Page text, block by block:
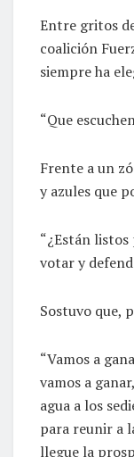
Entre gritos
coalición
siempre ha
“Que
Frente a un
y azules que
“¿Están
votar y
Sostuvo que,
“Vamos a
vamos a
agua a los
para reunir a
llegue la